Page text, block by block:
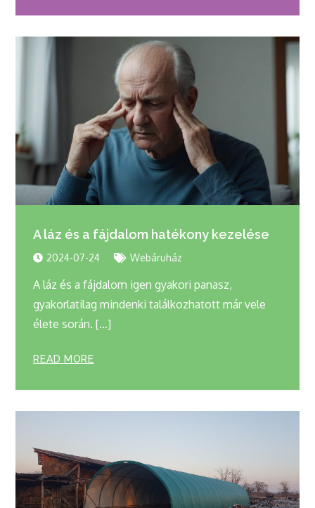
A láz és a fájdalom hatékony kezelése
2024-07-24 Webáruház
A láz és a fájdalom igen gyakori panasz,
gyakorlatilag mindenki találkozhatott már vele
élete során. […]
READ MORE